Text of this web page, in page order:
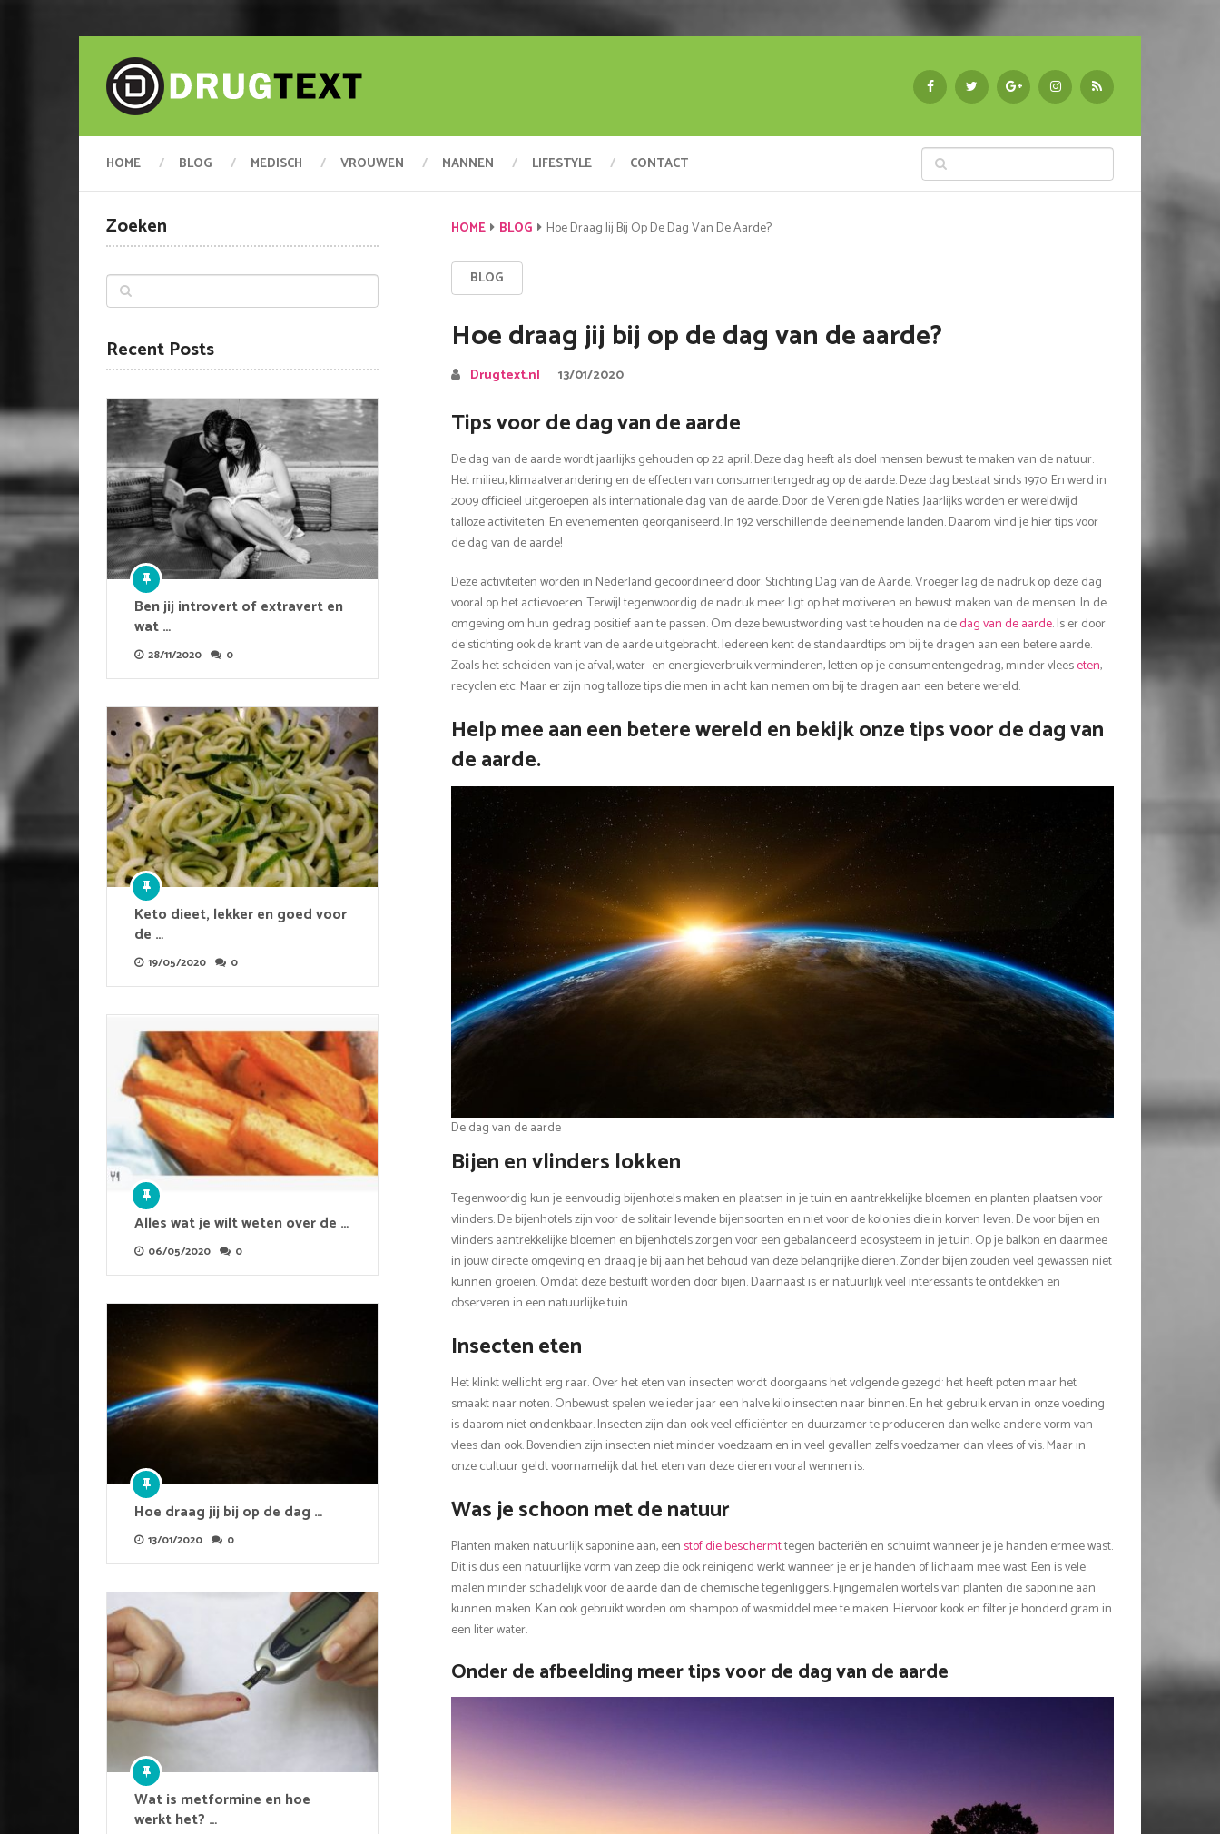
HOME BLOG MEDISCH VROUWEN MANNEN LIFESTYLE CONTACT
HOME BLOG Hoe Draag Jij Bij Op De Dag Van De Aarde?
BLOG
Hoe draag jij bij op de dag van de aarde?
Drugtext.nl 13/01/2020
Tips voor de dag van de aarde
De dag van de aarde wordt jaarlijks gehouden op 22 april. Deze dag heeft als doel mensen bewust te maken van de natuur.
Het milieu, klimaatverandering en de effecten van consumentengedrag op de aarde. Deze dag bestaat sinds 1970. En werd in
2009 officieel uitgeroepen als internationale dag van de aarde. Door de Verenigde Naties. Jaarlijks worden er wereldwijd
talloze activiteiten. En evenementen georganiseerd. In 192 verschillende deelnemende landen. Daarom vind je hier tips voor
de dag van de aarde!
Deze activiteiten worden in Nederland gecoördineerd door: Stichting Dag van de Aarde. Vroeger lag de nadruk op deze dag
vooral op het actievoeren. Terwijl tegenwoordig de nadruk meer ligt op het motiveren en bewust maken van de mensen. In de
omgeving om hun gedrag positief aan te passen. Om deze bewustwording vast te houden na dedag van de aarde. Is er door
de stichting ook de krant van de aarde uitgebracht. Iedereen kent de standaardtips om bij te dragen aan een betere aarde.
Zoals het scheiden van je afval, water- en energieverbruik verminderen, letten op je consumentengedrag, minder vleeseten,
recyclen etc. Maar er zijn nog talloze tips die men in acht kan nemen om bij te dragen aan een betere wereld.
Help mee aan een betere wereld en bekijk onze tips voor de dag van
de aarde.
De dag van de aarde
Bijen en vlinders lokken
Tegenwoordig kun je eenvoudig bijenhotels maken en plaatsen in je tuin en aantrekkelijke bloemen en planten plaatsen voor
vlinders. De bijenhotels zijn voor de solitair levende bijensoorten en niet voor de kolonies die in korven leven. De voor bijen en
vlinders aantrekkelijke bloemen en bijenhotels zorgen voor een gebalanceerd ecosysteem in je tuin. Op je balkon en daarmee
in jouw directe omgeving en draag je bij aan het behoud van deze belangrijke dieren. Zonder bijen zouden veel gewassen niet
kunnen groeien. Omdat deze bestuift worden door bijen. Daarnaast is er natuurlijk veel interessants te ontdekken en
observeren in een natuurlijke tuin.
Insecten eten
Het klinkt wellicht erg raar. Over het eten van insecten wordt doorgaans het volgende gezegd: het heeft poten maar het
smaakt naar noten. Onbewust spelen we ieder jaar een halve kilo insecten naar binnen. En het gebruik ervan in onze voeding
is daarom niet ondenkbaar. Insecten zijn dan ook veel efficiënter en duurzamer te produceren dan welke andere vorm van
vlees dan ook. Bovendien zijn insecten niet minder voedzaam en in veel gevallen zelfs voedzamer dan vlees of vis. Maar in
onze cultuur geldt voornamelijk dat het eten van deze dieren vooral wennen is.
Was je schoon met de natuur
Planten maken natuurlijk saponine aan, een stof die beschermttegen bacteriën en schuimt wanneer je je handen ermee wast.
Dit is dus een natuurlijke vorm van zeep die ook reinigend werkt wanneer je er je handen of lichaam mee wast. Een is vele
malen minder schadelijk voor de aarde dan de chemische tegenliggers. Fijngemalen wortels van planten die saponine aan
kunnen maken. Kan ook gebruikt worden om shampoo of wasmiddel mee te maken. Hiervoor kook en filter je honderd gram in
een liter water.
Onder de afbeelding meer tips voor de dag van de aarde
Zoeken
Recent Posts
Ben jij introvert of extravert en
wat …
28/11/2020 0
Keto dieet, lekker en goed voor
de …
19/05/2020 0
Alles wat je wilt weten over de …
06/05/2020 0
Hoe draag jij bij op de dag …
13/01/2020 0
Wat is metformine en hoe
werkt het? …